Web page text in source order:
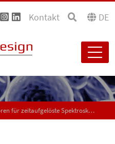
Kontakt DE
ICCD-Kameras und -Detektoren für zeitaufgelöste Spektroskopie und Imaging